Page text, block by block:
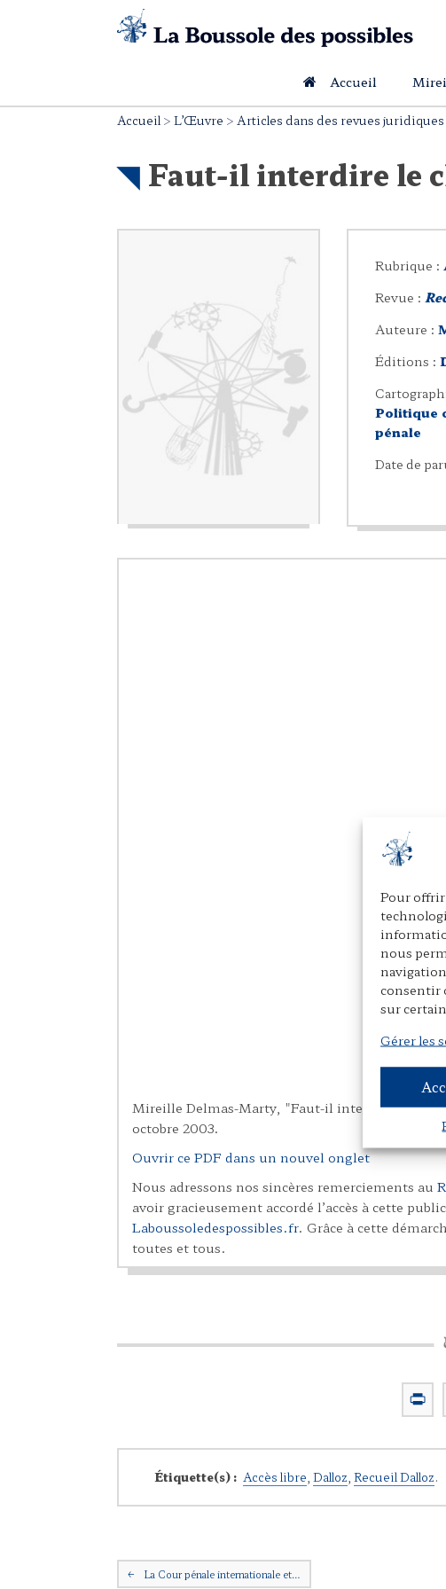
Pour
nous
consentir
sur
Gérer les
Accueil
Accueil > L’Œuvre > Articles dans des revues juridiques
Faut-il interdire le
Rubrique :
Revue :
Auteure :
Éditions :
Politique
pénale
Date de
Mireille Delmas-Marty, "Faut-il interdire le
octobre 2003.
Ouvrir ce PDF dans un nouvel onglet
Nous adressons nos sincères remerciements au
avoir gracieusement accordé l’accès à cette
Laboussoledespossibles.fr. Grâce à cette
toutes et tous.
r
t
Étiquette(s) : Accès libre Dalloz Recueil Dalloz.
Navigation postale
← La Cour pénale internationale et…